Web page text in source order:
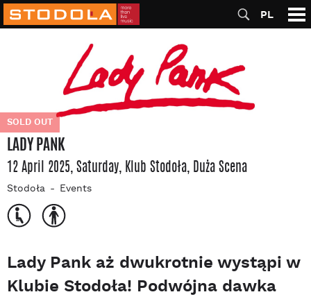
PL
SOLD OUT
LADY PANK
12 April 2025, Saturday, Klub Stodoła, Duża Scena
Stodoła Events
Lady Pank aż dwukrotnie wystąpi w
Klubie Stodoła! Podwójna dawka